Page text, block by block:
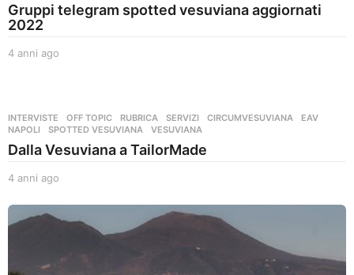
Gruppi telegram spotted vesuviana aggiornati
2022
4 anni ago
a
o
INTERVISTE ,OFF TOPIC ,RUBRICA ,SERVIZI CIRCUMVESUVIANA ,EAV
NAPOLI
,SPOTTED VESUVIANA ,VESUVIANA
Dalla Vesuviana a TailorMade
4 anni ago
n
n